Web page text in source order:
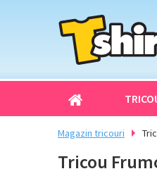
Magazin tricouri
Tricou